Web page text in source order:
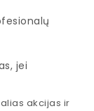
jei
akcijas ir